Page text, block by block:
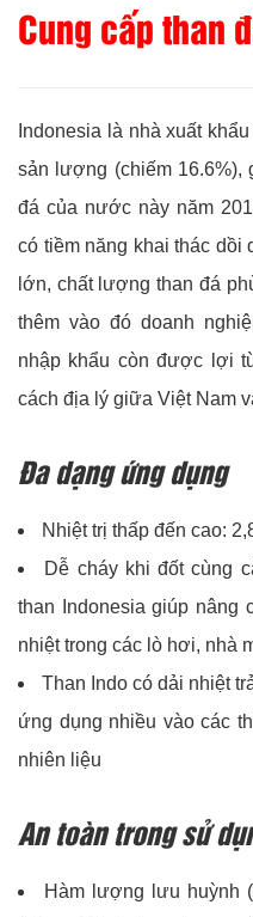
Cung cấp than
Indonesia là nhà xuất
sản lượng (chiếm 16.6%),
đá của nước này năm
có tiềm năng khai thác dồi
lớn, chất lượng than đá
thêm vào đó doanh
nhập khẩu còn được lợi
cách địa lý giữa Việt Nam
Đa dạng ứng dụng
Nhiệt trị thấp đến cao:
Dễ cháy khi đốt cùng
than Indonesia giúp nâng
nhiệt trong các lò hơi, nhà
Than Indo có dải nhiệt
ứng dụng nhiều vào các
nhiên liệu
An toàn trong sử
Hàm lượng lưu huỳnh